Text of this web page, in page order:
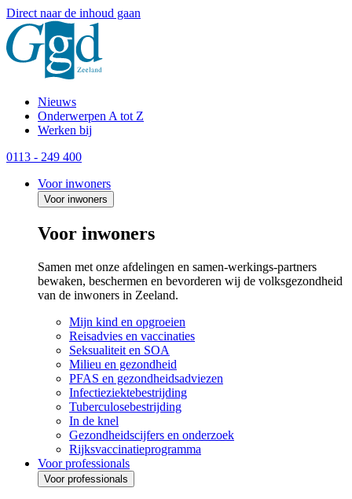
Direct naar de inhoud gaan
Nieuws
Onderwerpen A tot Z
Werken bij
0113 - 249 400
Voor inwoners
Voor inwoners
Voor inwoners
Samen met onze afdelingen en samen-werkings-partners
bewaken, beschermen en bevorderen wij de volksgezondheid
van de inwoners in Zeeland.
Mijn kind en opgroeien
Reisadvies en vaccinaties
Seksualiteit en SOA
Milieu en gezondheid
PFAS en gezondheidsadviezen
Infectieziektebestrijding
Tuberculosebestrijding
In de knel
Gezondheidscijfers en onderzoek
Rijksvaccinatieprogramma
Voor professionals
Voor professionals